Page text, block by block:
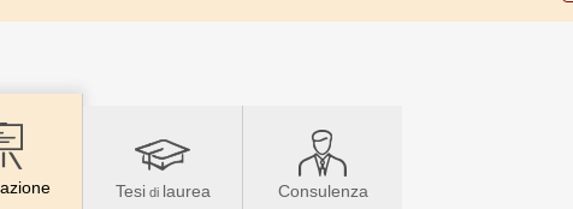
Tesidi laurea Consulenza